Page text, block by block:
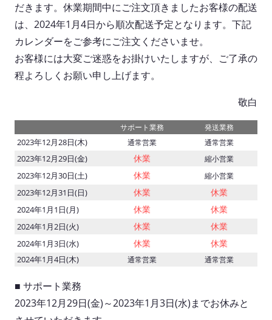
だきます。休業期間中にご注文頂きましたお客様の配送
は、2024年1月4日から順次配送予定となります。下記
カレンダーをご参考にご注文くださいませ。
お客様には大変ご迷惑をお掛けいたしますが、ご了承の
程よろしくお願い申し上げます。
敬白
サポート業務 発送業務
2023年12月28日(木) 通常営業 通常営業
2023年12月29日(金) 休業 縮小営業
2023年12月30日(土) 休業 縮小営業
2023年12月31日(日) 休業 休業
2024年1月1日(月) 休業 休業
2024年1月2日(火) 休業 休業
2024年1月3日(水) 休業 休業
2024年1月4日(木) 通常営業 通常営業
■ サポート業務
2023年12月29日(金)～2023年1月3日(水)までお休みと